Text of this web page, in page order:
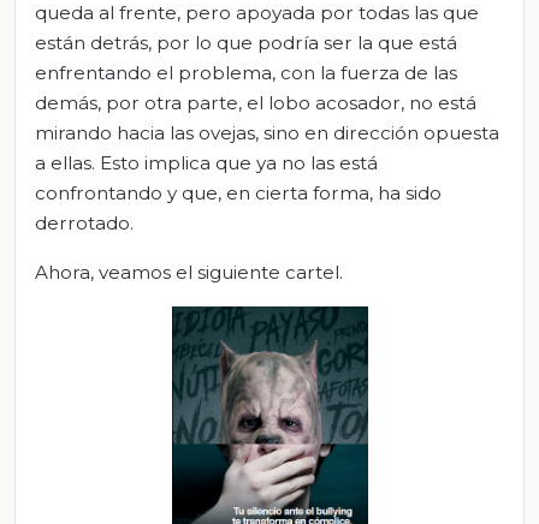
queda al frente, pero apoyada por todas las que
están detrás, por lo que podría ser la que está
enfrentando el problema, con la fuerza de las
demás, por otra parte, el lobo acosador, no está
mirando hacia las ovejas, sino en dirección opuesta
a ellas. Esto implica que ya no las está
confrontando y que, en cierta forma, ha sido
derrotado.
Ahora, veamos el siguiente cartel.